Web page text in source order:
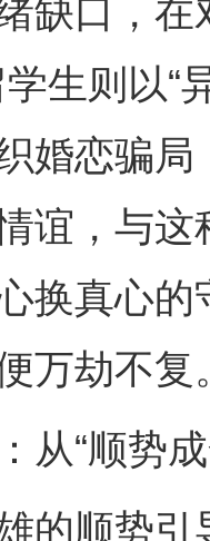
缺口，
生则以“
婚恋骗
谊，与这
换真心
万劫不复
“顺势成
顺势引